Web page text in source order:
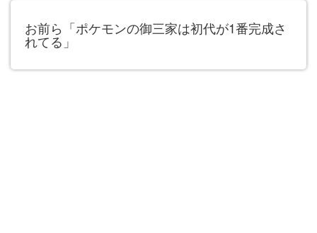
お前ら「ポケモンの御三家は初代が1番完成さ
れてる」